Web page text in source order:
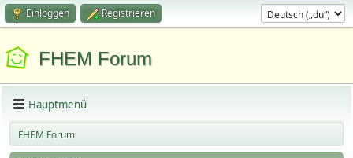
Einloggen Registrieren
FHEM Forum
Hauptmenü
FHEM Forum